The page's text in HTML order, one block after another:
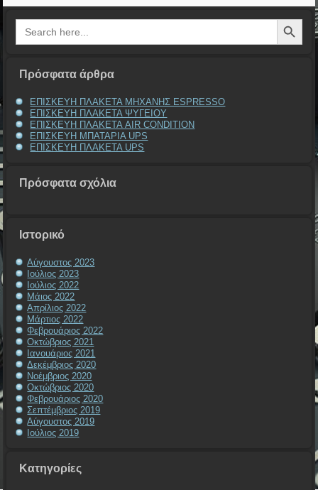
Search
for:
Search Button
Πρόσφατα άρθρα
ΕΠΙΣΚΕΥΗ ΠΛΑΚΕΤΑ ΜΗΧΑΝΗΣ ESPRESSO
ΕΠΙΣΚΕΥΗ ΠΛΑΚΕΤΑ ΨΥΓΕΙΟΥ
ΕΠΙΣΚΕΥΗ ΠΛΑΚΕΤΑ AIR CONDITION
ΕΠΙΣΚΕΥΗ ΜΠΑΤΑΡΙΑ UPS
ΕΠΙΣΚΕΥΗ ΠΛΑΚΕΤΑ UPS
Πρόσφατα σχόλια
Ιστορικό
Αύγουστος 2023
Ιούλιος 2023
Ιούλιος 2022
Μάιος 2022
Απρίλιος 2022
Μάρτιος 2022
Φεβρουάριος 2022
Οκτώβριος 2021
Ιανουάριος 2021
Δεκέμβριος 2020
Νοέμβριος 2020
Οκτώβριος 2020
Φεβρουάριος 2020
Σεπτέμβριος 2019
Αύγουστος 2019
Ιούλιος 2019
Kατηγορίες